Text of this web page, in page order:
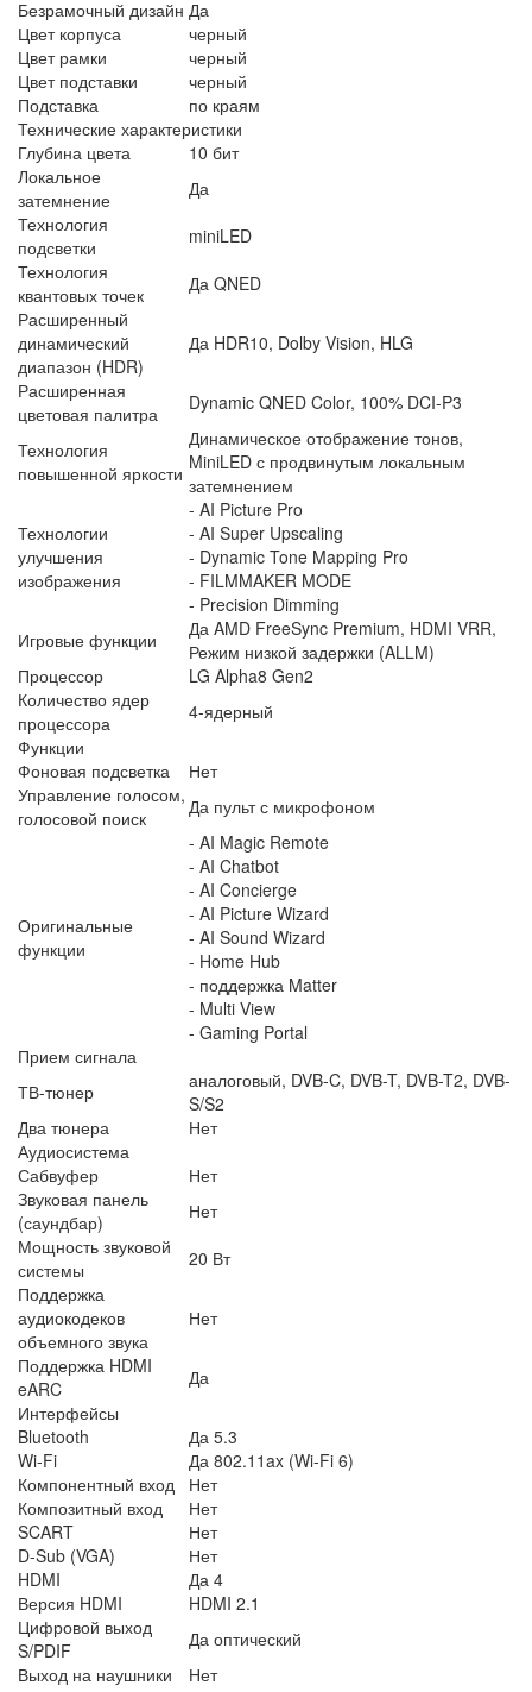
Безрамочный дизайн Да
Цвет корпуса
черный
Цвет рамки
черный
Цвет подставки
черный
Подставка
по краям
Технические характеристики
Глубина цвета
10 бит
Локальное
затемнение
Да
Технология
подсветки
miniLED
Технология
квантовых точек
Да QNED
Расширенный
динамический
диапазон (HDR)
Да HDR10, Dolby Vision, HLG
Расширенная
цветовая палитра
Dynamic QNED Color, 100% DCI-P3
Технология
повышенной яркости
Динамическое отображение тонов,
MiniLED с продвинутым локальным
затемнением
Технологии
улучшения
изображения
- AI Picture Pro
- AI Super Upscaling
- Dynamic Tone Mapping Pro
- FILMMAKER MODE
- Precision Dimming
Игровые функции
Да AMD FreeSync Premium, HDMI VRR,
Режим низкой задержки (ALLM)
Процессор
LG Alpha8 Gen2
Количество ядер
процессора
4-ядерный
Функции
Фоновая подсветка
Нет
Управление голосом,
голосовой поиск
Да пульт с микрофоном
Оригинальные
функции
- AI Magic Remote
- AI Chatbot
- AI Concierge
- AI Picture Wizard
- AI Sound Wizard
- Home Hub
- поддержка Matter
- Multi View
- Gaming Portal
Прием сигнала
ТВ-тюнер
аналоговый, DVB-C, DVB-T, DVB-T2, DVB-
S/S2
Два тюнера
Нет
Аудиосистема
Сабвуфер
Нет
Звуковая панель
(саундбар)
Нет
Мощность звуковой
системы
20 Вт
Поддержка
аудиокодеков
объемного звука
Нет
Поддержка HDMI
eARC
Да
Интерфейсы
Bluetooth
Да 5.3
Wi-Fi
Да 802.11ax (Wi-Fi 6)
Компонентный вход
Нет
Композитный вход
Нет
SCART
Нет
D-Sub (VGA)
Нет
HDMI
Да 4
Версия HDMI
HDMI 2.1
Цифровой выход
S/PDIF
Да оптический
Выход на наушники
Нет